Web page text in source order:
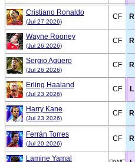
Cristiano Ronaldo
(Jul 27 2026)
CF R
Wayne Rooney
(Jul 26 2026)
CF R
Sergio Agüero
(Jul 26 2026)
CF R
Erling Haaland
(Jul 23 2026)
CF L
Harry Kane
(Jul 23 2026)
CF R
Ferrán Torres
(Jul 20 2026)
CF R
Lamine Yamal